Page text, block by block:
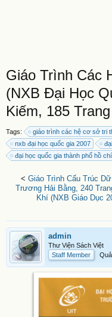
Giáo Trình Các
(NXB Đại Học
Kiếm, 185 Trang
Tags: giáo trình các hệ cơ sở tri
nxb đại học quốc gia 2007
đại học quốc gia thành phố hồ
< Giáo Trình Cấu Trúc
Trương Hải Bằng, 240
Khí (NXB Giáo Dục
admin
Thư Viện Sách Việt
Staff Member